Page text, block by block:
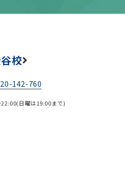
校
142-760
日曜は19:00まで)